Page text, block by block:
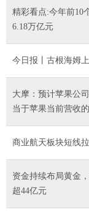
精彩看点:今年前10
6.18万亿元
今日报丨古根海姆
大摩：预计苹果公
当于苹果当前营收
商业航天板块短线
资金持续布局黄金
超44亿元